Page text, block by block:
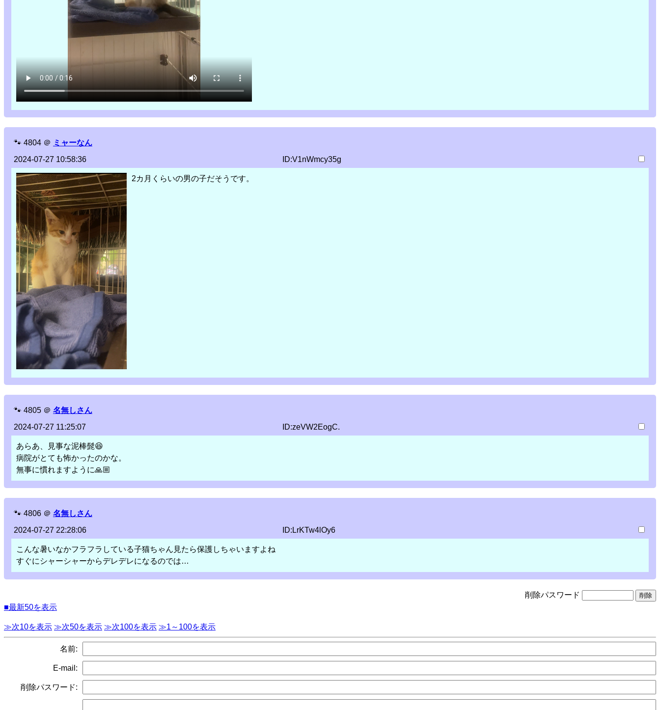
🐾 4804 ＠ ミャーなん
2024-07-27 10:58:36
ID:V1nWmcy35g
2カ月くらいの男の子だそうです。
🐾 4805 ＠ 名無しさん
2024-07-27 11:25:07
ID:zeVW2EogC.
あらあ、見事な泥棒髭😆
病院がとても怖かったのかな。
無事に慣れますように🙏🏼
🐾 4806 ＠ 名無しさん
2024-07-27 22:28:06
ID:LrKTw4lOy6
こんな暑いなかフラフラしている子猫ちゃん見たら保護しちゃいますよね
すぐにシャーシャーからデレデレになるのでは…
削除パスワード
■最新50を表示
≫次10を表示 ≫次50を表示 ≫次100を表示 ≫1～100を表示
名前:
E-mail:
削除パスワード: